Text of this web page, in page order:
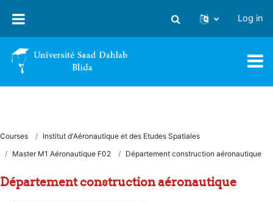
Toggle search input
Log in
Courses
Institut d'Aéronautique et des Etudes Spatiales
Master M1 Aéronautique F02
Département construction aéronautique
Département construction aéronautique